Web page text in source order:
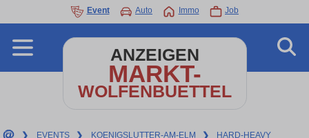
Event Auto Immo Job
ANZEIGEN
MARKT-
WOLFENBUETTEL
❯ EVENTS ❯ KOENIGSLUTTER-AM-ELM ❯ HARD-HEAVY